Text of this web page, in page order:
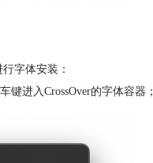
字体安装：
键进入CrossOver的字体容器；